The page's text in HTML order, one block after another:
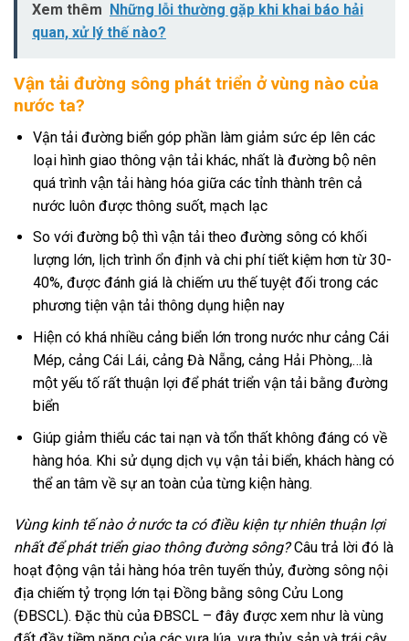
Xem thêm
Những lỗi thường gặp khi khai báo hải
quan, xử lý thế nào?
Vận tải đường sông phát triển ở vùng nào của
nước ta?
Vận tải đường biển góp phần làm giảm sức ép lên các
loại hình giao thông vận tải khác, nhất là đường bộ nên
quá trình vận tải hàng hóa giữa các tỉnh thành trên cả
nước luôn được thông suốt, mạch lạc
So với đường bộ thì vận tải theo đường sông có khối
lượng lớn, lịch trình ổn định và chi phí tiết kiệm hơn từ 30-
40%, được đánh giá là chiếm ưu thế tuyệt đối trong các
phương tiện vận tải thông dụng hiện nay
Hiện có khá nhiều cảng biển lớn trong nước như cảng Cái
Mép, cảng Cái Lái, cảng Đà Nẵng, cảng Hải Phòng,…là
một yếu tố rất thuận lợi để phát triển vận tải bằng đường
biển
Giúp giảm thiểu các tai nạn và tổn thất không đáng có về
hàng hóa. Khi sử dụng dịch vụ vận tải biển, khách hàng có
thể an tâm về sự an toàn của từng kiện hàng.
Vùng kinh tế nào ở nước ta có điều kiện tự nhiên thuận lợi
nhất để phát triển giao thông đường sông?Câu trả lời đó là
hoạt động vận tải hàng hóa trên tuyến thủy, đường sông nội
địa chiếm tỷ trọng lớn tại Đồng bằng sông Cửu Long
(ĐBSCL). Đặc thù của ĐBSCL – đây được xem như là vùng